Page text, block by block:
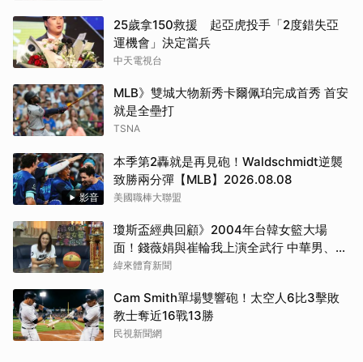
25歲拿150救援 起亞虎投手「2度錯失亞
運機會」決定當兵
中天電視台
MLB》雙城大物新秀卡爾佩珀完成首秀 首安
就是全壘打
TSNA
影音
本季第2轟就是再見砲！Waldschmidt逆襲
致勝兩分彈【MLB】2026.08.08
美國職棒大聯盟
瓊斯盃經典回顧》2004年台韓女籃大場
面！錢薇娟與崔輪我上演全武行 中華男、女
籃首度攜手奪冠
緯來體育新聞
Cam Smith單場雙響砲！太空人6比3擊敗
教士奪近16戰13勝
民視新聞網